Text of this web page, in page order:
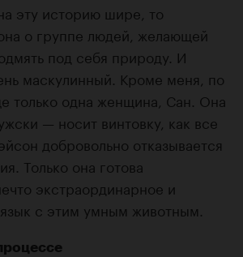
эту историю шире, то
о группе людей, желающей
под себя природу. И
маскулинный. Кроме меня, по
только одна женщина, Сан. Она
— носит винтовку, как все
добровольно отказывается
Только она готова
экстраординарное и
с этим умным животным.